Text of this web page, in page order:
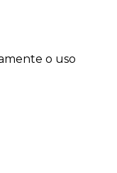
o uso